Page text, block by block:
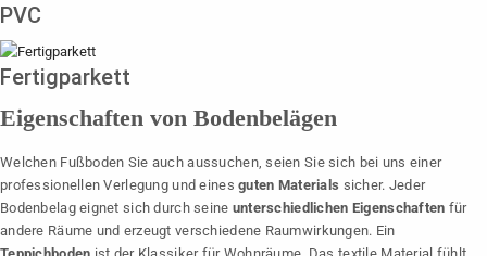
PVC
Fertigparkett
Eigenschaften von Bodenbelägen
Welchen Fußboden Sie auch aussuchen, seien Sie sich bei uns einer
professionellen Verlegung und eines guten Materials sicher. Jeder
Bodenbelag eignet sich durch seine unterschiedlichen Eigenschaften für
andere Räume und erzeugt verschiedene Raumwirkungen. Ein